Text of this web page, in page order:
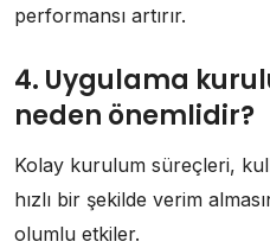
performansı artırır.
4. Uygulama
neden önemlidir?
Kolay kurulum süreçleri,
hızlı bir şekilde verim
olumlu etkiler.